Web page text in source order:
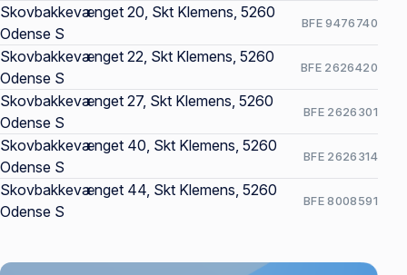
Skovbakkevænget 20, Skt Klemens, 5260
Odense S
BFE 9476740
Skovbakkevænget 22, Skt Klemens, 5260
Odense S
BFE 2626420
Skovbakkevænget 27, Skt Klemens, 5260
Odense S
BFE 2626301
Skovbakkevænget 40, Skt Klemens, 5260
Odense S
BFE 2626314
Skovbakkevænget 44, Skt Klemens, 5260
Odense S
BFE 8008591